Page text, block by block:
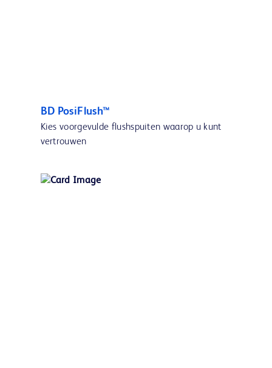
BD PosiFlush™
Kies voorgevulde flushspuiten waarop u kunt
vertrouwen